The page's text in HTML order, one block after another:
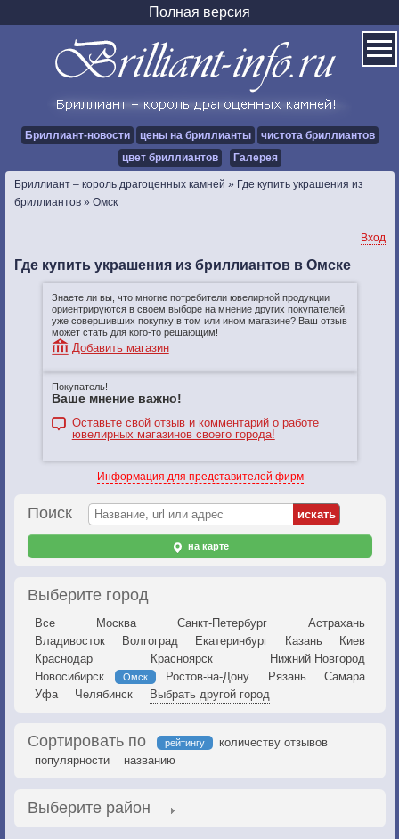
Полная версия
Бриллиант-новости цены на бриллианты
чистота бриллиантов
цвет бриллиантов
Галерея
Бриллиант – король драгоценных камней » Где купить украшения из
бриллиантов » Омск
Вход
Где купить украшения из бриллиантов в Омске
Знаете ли вы, что многие потребители ювелирной продукции
ориентрируются в своем выборе на мнение других покупателей,
уже совершивших покупку в том или ином магазине? Ваш отзыв
может стать для кого-то решающим!
Добавить магазин
Покупатель!
Ваше мнение важно!
Оставьте свой отзыв и комментарий о работе
ювелирных магазинов своего города!
Информация для представителей фирм
Поиск
на карте
Выберите город
Все Москва Санкт-Петербург
Астрахань
Владивосток
Волгоград Екатеринбург Казань
Киев
Краснодар
Красноярск
Нижний Новгород
Новосибирск
Омск Ростов-на-Дону Рязань
Самара
Уфа
Челябинск Выбрать другой город
Сортировать по рейтингу
количеству отзывов
популярности
названию
Выберите район